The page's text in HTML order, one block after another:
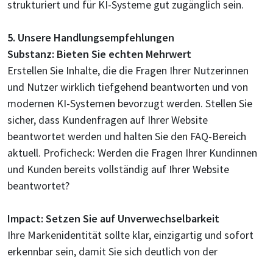
strukturiert und für KI-Systeme gut zugänglich sein.
5. Unsere Handlungsempfehlungen
Substanz: Bieten Sie echten Mehrwert
Erstellen Sie Inhalte, die die Fragen Ihrer Nutzerinnen
und Nutzer wirklich tiefgehend beantworten und von
modernen KI-Systemen bevorzugt werden. Stellen Sie
sicher, dass Kundenfragen auf Ihrer Website
beantwortet werden und halten Sie den FAQ-Bereich
aktuell. Proficheck: Werden die Fragen Ihrer Kundinnen
und Kunden bereits vollständig auf Ihrer Website
beantwortet?
Impact: Setzen Sie auf Unverwechselbarkeit
Ihre Markenidentität sollte klar, einzigartig und sofort
erkennbar sein, damit Sie sich deutlich von der